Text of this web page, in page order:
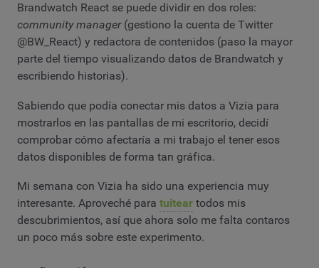
Brandwatch React se puede dividir en dos roles:
community manager(gestiono la cuenta de Twitter
@BW_React) y redactora de contenidos (paso la mayor
parte del tiempo visualizando datos de Brandwatch y
escribiendo historias).
Sabiendo que podía conectar mis datos a Vizia para
mostrarlos en las pantallas de mi escritorio, decidí
comprobar cómo afectaría a mi trabajo el tener esos
datos disponibles de forma tan gráfica.
Mi semana con Vizia ha sido una experiencia muy
interesante. Aproveché para tuitear todos mis
descubrimientos, así que ahora solo me falta contaros
un poco más sobre este experimento.